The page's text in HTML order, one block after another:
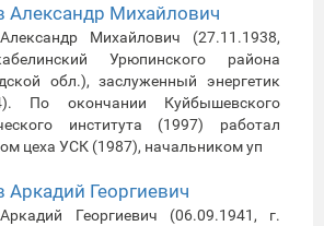
Александр Михайлович
Михайлович (27.11.1938,
Урюпинского района
обл.), заслуженный энергетик
По окончании Куйбышевского
института (1997) работал
цеха УСК (1987), начальником уп
Аркадий Георгиевич
Георгиевич (06.09.1941, г.